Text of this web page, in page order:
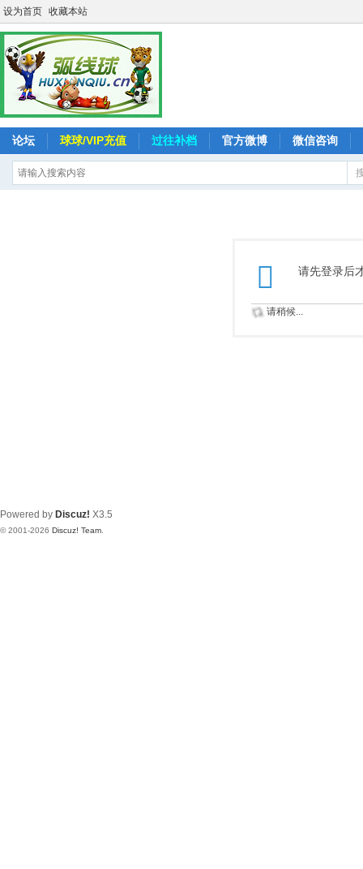
设为首页 收藏本站
论坛 球球/VIP充值 过往补档 官方微博 微信咨询
请先登录后
请稍候...
Powered by Discuz! X3.5
© 2001-2026 Discuz! Team